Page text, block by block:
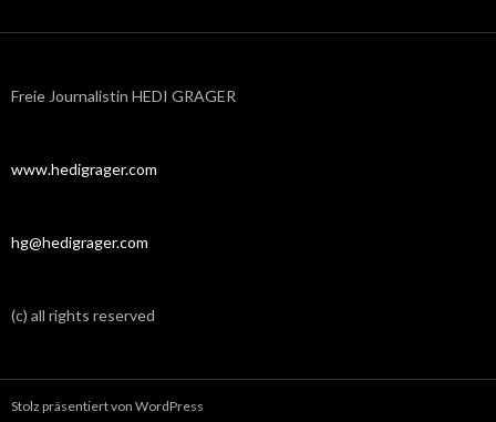
Freie Journalistin HEDI GRAGER
www.hedigrager.com
hg@hedigrager.com
(c) all rights reserved
Stolz präsentiert von WordPress